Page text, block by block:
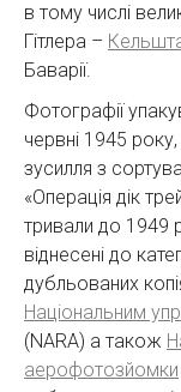
в тому числі
Гітлера –
Баварії.
Фотографії
червні 1945
зусилля з
«Операція дік
тривали до 1949
віднесені до
дубльованих
Національним
(NARA) а також
аерофотозйомки